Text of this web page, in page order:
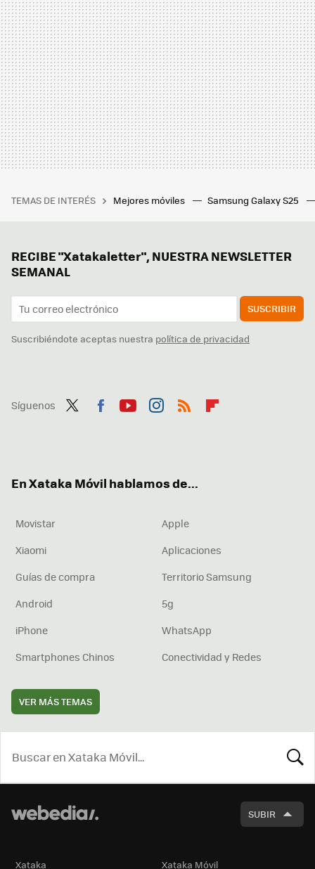
TEMAS DE INTERÉS Mejores móviles Samsung Galaxy S25
RECIBE "Xatakaletter", NUESTRA NEWSLETTER
SEMANAL
SUSCRIBIR
Suscribiéndote aceptas nuestra política de privacidad
Síguenos
En Xataka Móvil hablamos de...
Movistar
Apple
Xiaomi
Aplicaciones
Guías de compra
Territorio Samsung
Android
5g
iPhone
WhatsApp
Smartphones Chinos
Conectividad y Redes
VER MÁS TEMAS
SUBIR
Xataka Xataka Móvil